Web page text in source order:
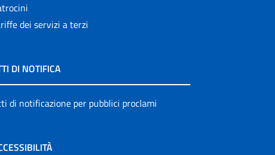
dei servizi a terzi
DI NOTIFICA
di notificazione per pubblici proclami